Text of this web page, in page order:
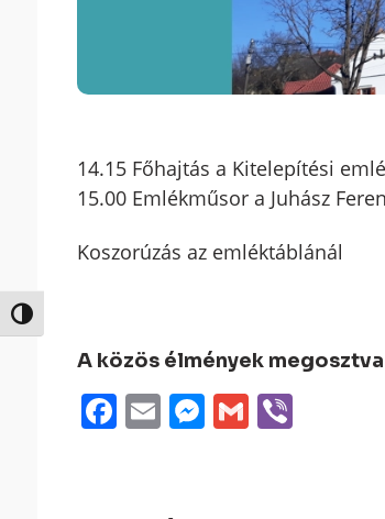
Nagy kontraszt váltása
14.15 Főhajtás a Kitelepítési
15.00 Emlékműsor a Juhász
Koszorúzás az emléktáblánál
A közös élmények
Facebook
EmailMessenger
GmailViber